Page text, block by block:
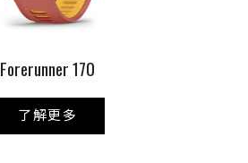
Forerunner 170
了解更多